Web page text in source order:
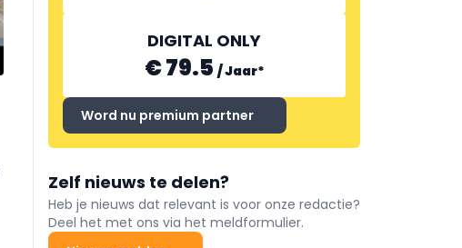
DIGITAL ONLY
€ 79.5 /Jaar*
Word nu premium partner
Zelf nieuws te delen?
Heb je nieuws dat relevant is voor onze redactie?
Deel het met ons via het meldformulier.